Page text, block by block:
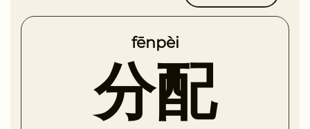
fēnpèi
分配